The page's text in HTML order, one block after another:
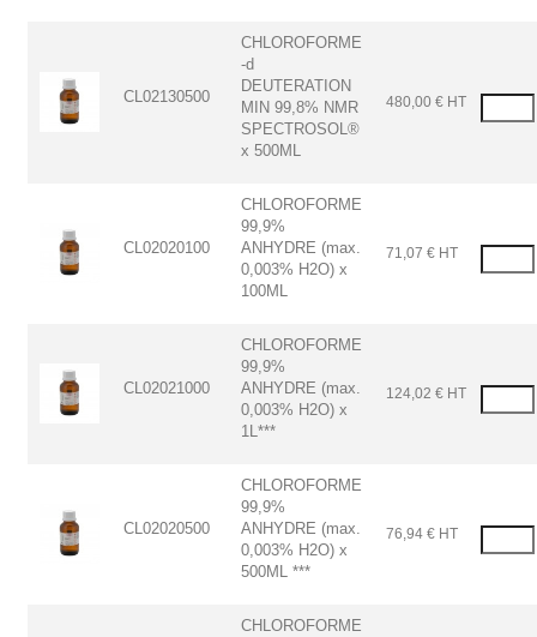
CL02130500
CHLOROFORME
-d
DEUTERATION
MIN 99,8% NMR
SPECTROSOL®
x 500ML
480,00 € HT
CL02020100
CHLOROFORME
99,9%
ANHYDRE (max.
0,003% H2O) x
100ML
71,07 € HT
CL02021000
CHLOROFORME
99,9%
ANHYDRE (max.
0,003% H2O) x
1L***
124,02 € HT
CL02020500
CHLOROFORME
99,9%
ANHYDRE (max.
0,003% H2O) x
500ML ***
76,94 € HT
CHLOROFORME